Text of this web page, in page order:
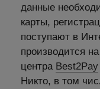
данные
карты,
поступают в
производится
центра Best2Pay
Никто, в том